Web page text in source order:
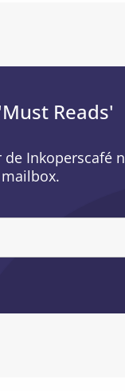
Reads'
Inkoperscafé